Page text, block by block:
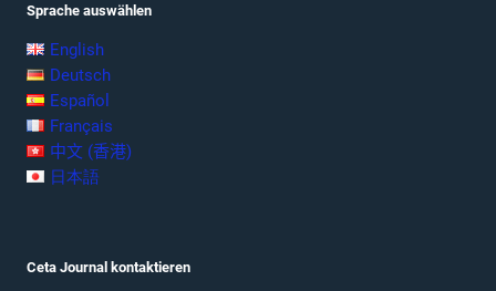
Sprache auswählen
English
Deutsch
Español
Français
中文 (香港)
日本語
Ceta Journal kontaktieren